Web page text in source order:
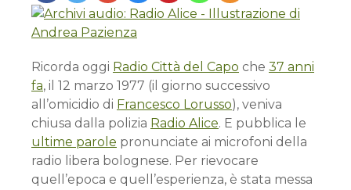
Ricorda oggi Radio Città del Capo che 37 anni
fa, il 12 marzo 1977 (il giorno successivo
all’omicidio di Francesco Lorusso), veniva
chiusa dalla polizia Radio Alice. E pubblica le
ultime parole pronunciate ai microfoni della
radio libera bolognese. Per rievocare
quell’epoca e quell’esperienza, è stata messa